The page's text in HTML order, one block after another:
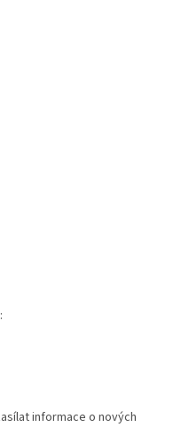
informace o nových